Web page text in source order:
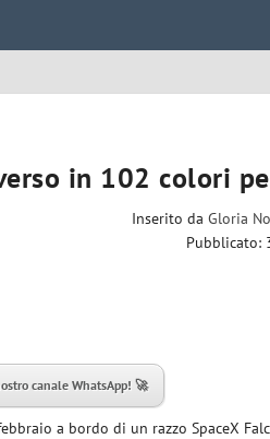
in 102 colori
Inserito da Gloria
Pubblicato:
canale WhatsApp! 🚀
a bordo di un razzo SpaceX